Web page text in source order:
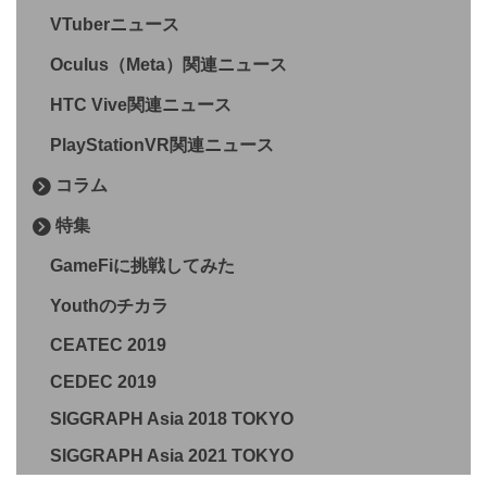
VTuberニュース
Oculus（Meta）関連ニュース
HTC Vive関連ニュース
PlayStationVR関連ニュース
コラム
特集
GameFiに挑戦してみた
Youthのチカラ
CEATEC 2019
CEDEC 2019
SIGGRAPH Asia 2018 TOKYO
SIGGRAPH Asia 2021 TOKYO